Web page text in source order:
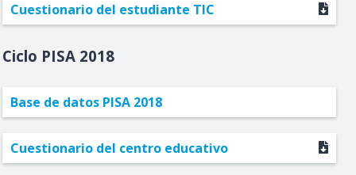
Cuestionario del estudiante TIC
2018
Base de datos PISA 2018
Cuestionario del centro educativo